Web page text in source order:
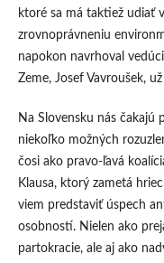
ktoré sa má taktiež udiať
zrovnoprávneniu
napokon navrhoval
Zeme, Josef Vavroušek,
Na Slovensku nás čakajú
niekoľko možných
čosi ako pravo-ľavá
Klausa, ktorý zametá
viem predstaviť úspech
osobností. Nielen ako
partokracie, ale aj ako